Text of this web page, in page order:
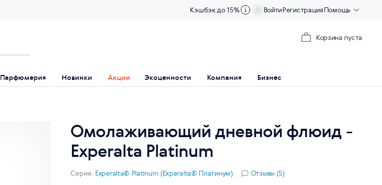
Кэшбэк до 15% ВойтиРегистрацияПомощь
Корзина пуста
Парфюмерия Новинки Акции Экоценности Компания Бизнес
Омолаживающий дневной флюид -
Experalta Platinum
Серия: Experalta® Platinum (Experalta® Платинум)
Отзывы (5)